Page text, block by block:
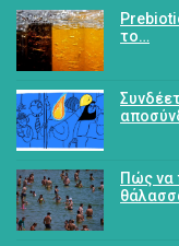
το…
Πώς να